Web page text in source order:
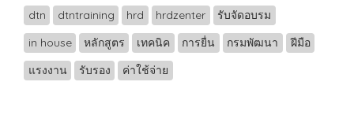
dtn dtntraining hrd hrdzenter
รับจัดอบรม
in house
หลักสูตร เทคนิค การยื่น กรมพัฒนา
ฝีมือ
แรงงาน
รับรอง ค่าใช้จ่าย